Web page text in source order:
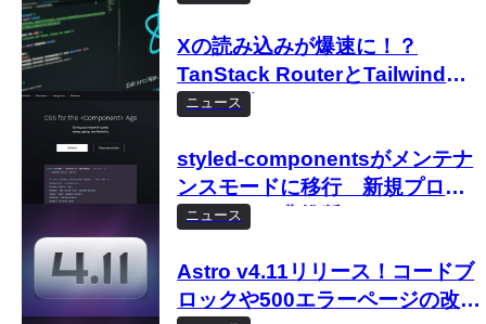
Xの読み込みが爆速に！？
TanStack RouterとTailwindへ
移行開始
ニュース
styled-componentsがメンテナ
ンスモードに移行 新規プロジ
ェクトでは非推奨に
ニュース
Astro v4.11リリース！コードブ
ロックや500エラーページの改善